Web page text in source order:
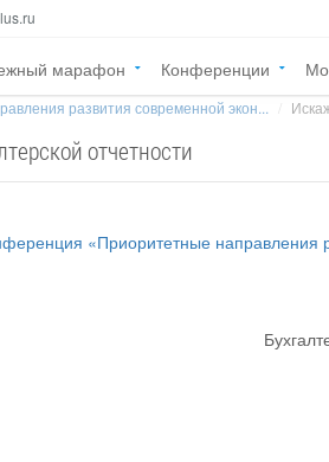
марафон Конференции
развития современной экон...
отчетности
«Приоритетные направления